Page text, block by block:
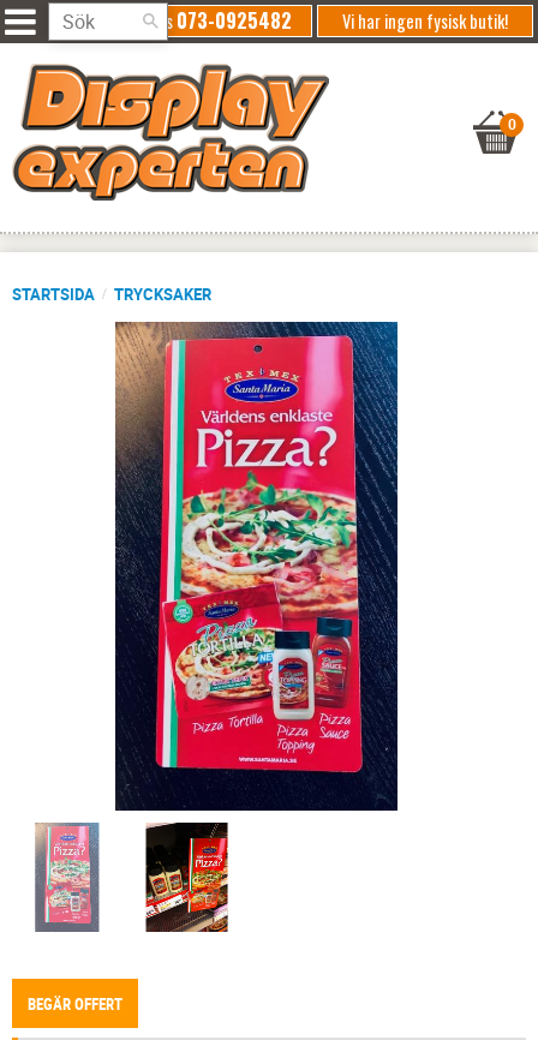
Vi har ingen fysisk butik!
Ring oss073-0925482
STARTSIDA TRYCKSAKER
BEGÄR OFFERT